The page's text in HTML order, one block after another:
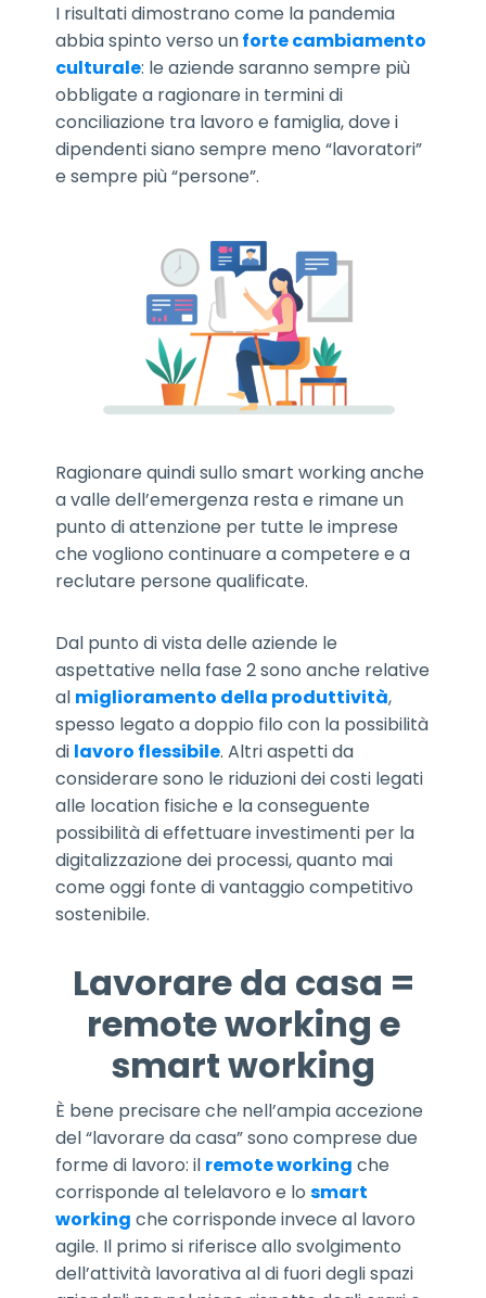
I risultati dimostrano come la pandemia
abbia spinto verso unforte cambiamento
culturale: le aziende saranno sempre più
obbligate a ragionare in termini di
conciliazione tra lavoro e famiglia, dove i
dipendenti siano sempre meno “lavoratori”
e sempre più “persone”.
Ragionare quindi sullo smart working anche
a valle dell’emergenza resta e rimane un
punto di attenzione per tutte le imprese
che vogliono continuare a competere e a
reclutare persone qualificate.
Dal punto di vista delle aziende le
aspettative nella fase 2 sono anche relative
al miglioramento della produttività,
spesso legato a doppio filo con la possibilità
di lavoro flessibile. Altri aspetti da
considerare sono le riduzioni dei costi legati
alle location fisiche e la conseguente
possibilità di effettuare investimenti per la
digitalizzazione dei processi, quanto mai
come oggi fonte di vantaggio competitivo
sostenibile.
Lavorare da casa =
remote working e
smart working
È bene precisare che nell’ampia accezione
del “lavorare da casa” sono comprese due
forme di lavoro: il remote working che
corrisponde al telelavoro e lo smart
working che corrisponde invece al lavoro
agile. Il primo si riferisce allo svolgimento
dell’attività lavorativa al di fuori degli spazi